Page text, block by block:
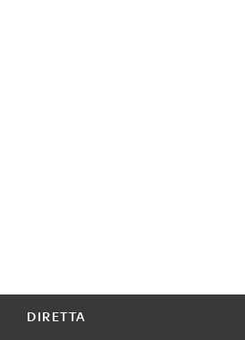
DIRETTA